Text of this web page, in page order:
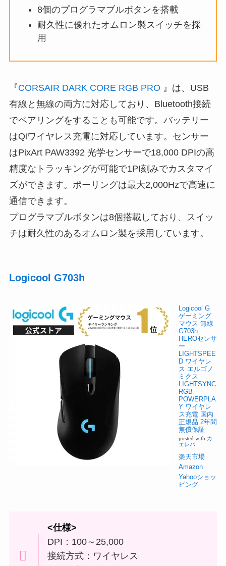
8個のプログラマブルボタンを搭載
耐久性に優れたオムロン製スイッチを採
用
『CORSAIR DARK CORE RGB PRO 』は、USB
有線と無線の両方に対応しており、Bluetooth接続
でペアリングをすることも可能です。バッテリー
はQiワイヤレス充電に対応しています。センサー
はPixArt PAW3392 光学センサーで18,000 DPIの高
精度なトラッキングが可能で1PI刻みでカスタマイ
ズができます。ポーリングは最大2,000Hzで高速に
通信できます。
プログラマブルボタンは8個搭載しており、スイッ
チは耐久性のあるオムロン製を採用しています。
Logicool G703h
Logicool G
ゲーミング
マウス 無線
G703h
HEROセンサ
ー
LIGHTSPEE
D ワイヤレ
ス エルゴノ
ミクス
LIGHTSYNC
RGB
POWERPLA
Y ワイヤレ
ス充電 国内
正規品 2年間
無償保証
posted with カ
エレバ
楽天市場
Amazon
Yahooショッ
ピング
<仕様>
DPI：100～25,000
接続方式：ワイヤレス